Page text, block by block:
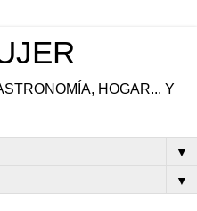
HOGAR... Y
▼
▼